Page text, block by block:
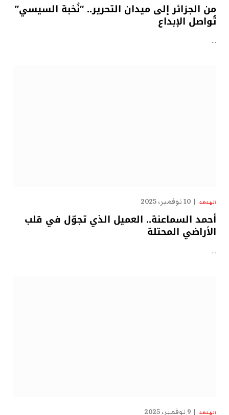
من الجزائر إلى ميدان التحرير.. “نُخبة السيسي”
تُواصل الإبداع
…
الهدهد 10 نوفمبر، 2025
أحمد السماعنة.. العميل الذي تجوّل في قلب
الأراضي المحتلة
…
الهدهد 9 نوفمبر، 2025